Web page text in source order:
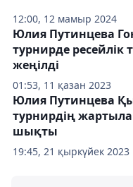
12:00, 12 мамыр 2024
01:53, 11 қазан 2023
Юлия Путинцева
турнирде ресейлік
жеңілді
19:45, 21 қыркүйек 2023
Юлия Путинцева
турнирдің
шықты